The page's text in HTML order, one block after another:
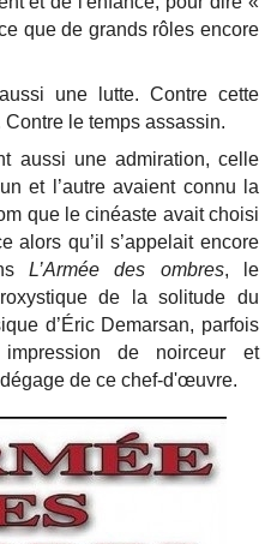
que de grands rôles encore
une lutte. Contre cette
le temps assassin.
aussi une admiration, celle
et l’autre avaient connu la
que le cinéaste avait choisi
alors qu’il s’appelait encore
L’Armée des ombres, le
de la solitude du
d’Éric Demarsan, parfois
de noirceur et
de ce chef-d'œuvre.